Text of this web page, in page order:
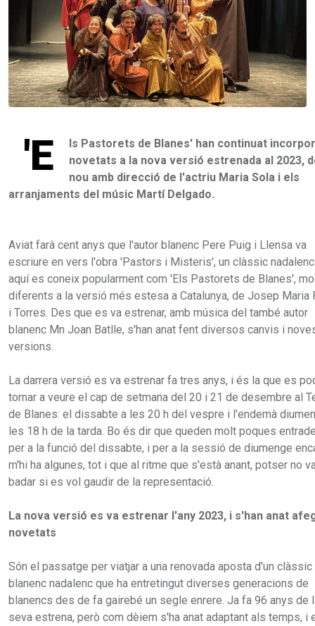
'E
ls Pastorets de Blanes' han continuat
novetats a la nova versió estrenada al 2023,
nou amb direcció de l'actriu Maria Sola i els
arranjaments del músic Martí Delgado.
Aviat farà cent anys que l'autor blanenc Pere Puig i Llensa va
escriure en vers l'obra 'Pastors i Misteris', un clàssic
aquí es coneix popularment com 'Els Pastorets de Blanes',
diferents a la versió més estesa a Catalunya, de Josep Maria
i Torres. Des que es va estrenar, amb música del també autor
blanenc Mn Joan Batlle, s'han anat fent diversos canvis i
versions.
La darrera versió es va estrenar fa tres anys, i és la que es
tornar a veure el cap de setmana del 20 i 21 de desembre al
de Blanes: el dissabte a les 20 h del vespre i l'endemà
les 18 h de la tarda. Bo és dir que queden molt poques
per a la funció del dissabte, i per a la sessió de diumenge
m'hi ha algunes, tot i que al ritme que s'està anant, potser no
badar si es vol gaudir de la representació.
La nova versió es va estrenar l'any 2023, i s'han anat
novetats
Són el passatge per viatjar a una renovada aposta d'un clàssic
blanenc nadalenc que ha entretingut diverses generacions de
blanencs des de fa gairebé un segle enrere. Ja fa 96 anys de
seva estrena, però com dèiem s'ha anat adaptant als temps, i